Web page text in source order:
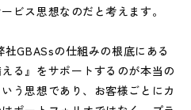
ビス思想なのだと考えます。
GBASsの仕組みの根底にある
る』をサポートするのが本当の
う思想であり、お客様ごとにカ